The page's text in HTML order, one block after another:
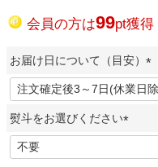
会員の方は99pt獲得
お届け日について（目安）
(
必
)
熨斗をお選びください
必